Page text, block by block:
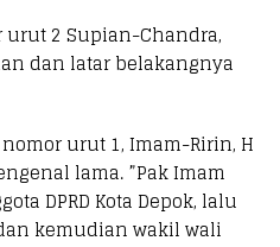
2 Supian-Chandra,
dan latar belakangnya
urut 1, Imam-Ririn, H
lama. ”Pak Imam
DPRD Kota Depok, lalu
kemudian wakil wali